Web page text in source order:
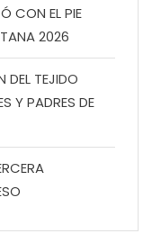
CON EL PIE
2026
DEL TEJIDO
Y PADRES DE